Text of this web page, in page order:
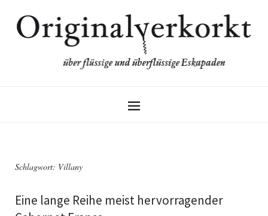
Schlagwort: Villany
Eine lange Reihe meist hervorragender